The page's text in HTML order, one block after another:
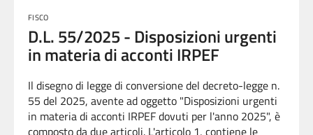
FISCO
D.L. 55/2025 - Disposizioni urgenti
in materia di acconti IRPEF
Il disegno di legge di conversione del decreto-legge n.
55 del 2025, avente ad oggetto "Disposizioni urgenti
in materia di acconti IRPEF dovuti per l'anno 2025", è
composto da due articoli. L'articolo 1, contiene le